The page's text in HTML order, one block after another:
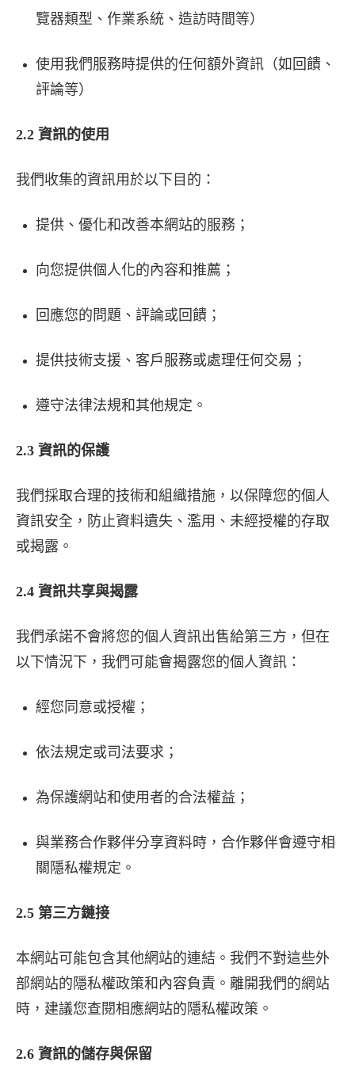
覽器類型、作業系統、造訪時間等）
使用我們服務時提供的任何額外資訊（如回饋、
評論等）
2.2 資訊的使用
我們收集的資訊用於以下目的：
提供、優化和改善本網站的服務；
向您提供個人化的內容和推薦；
回應您的問題、評論或回饋；
提供技術支援、客戶服務或處理任何交易；
遵守法律法規和其他規定。
2.3 資訊的保護
我們採取合理的技術和組織措施，以保障您的個人
資訊安全，防止資料遺失、濫用、未經授權的存取
或揭露。
2.4 資訊共享與揭露
我們承諾不會將您的個人資訊出售給第三方，但在
以下情況下，我們可能會揭露您的個人資訊：
經您同意或授權；
依法規定或司法要求；
為保護網站和使用者的合法權益；
與業務合作夥伴分享資料時，合作夥伴會遵守相
關隱私權規定。
2.5 第三方鏈接
本網站可能包含其他網站的連結。我們不對這些外
部網站的隱私權政策和內容負責。離開我們的網站
時，建議您查閱相應網站的隱私權政策。
2.6 資訊的儲存與保留